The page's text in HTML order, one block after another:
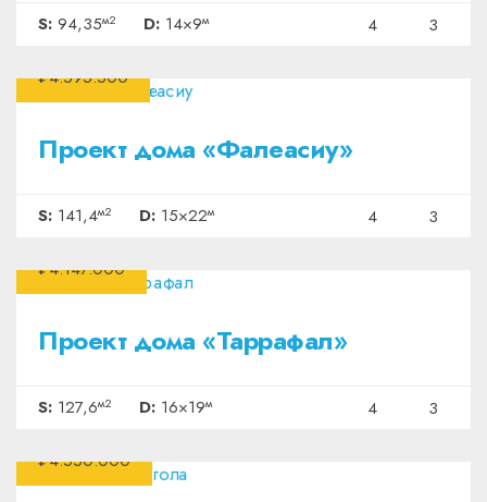
S: 94,35м2 D: 14×9м 4 3
₽4.595.500
Проект дома «Фалеасиу»
S: 141,4м2 D: 15×22м 4 3
₽4.147.000
Проект дома «Таррафал»
S: 127,6м2 D: 16×19м 4 3
₽4.550.000